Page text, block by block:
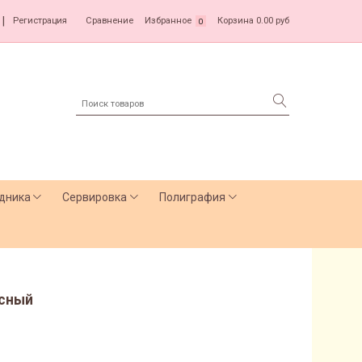
Регистрация Сравнение Избранное 0 Корзина 0.00 руб
Сервировка Полиграфия